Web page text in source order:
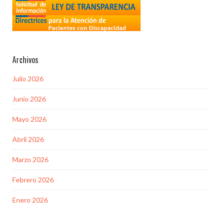
Archivos
Julio 2026
Junio 2026
Mayo 2026
Abril 2026
Marzo 2026
Febrero 2026
Enero 2026